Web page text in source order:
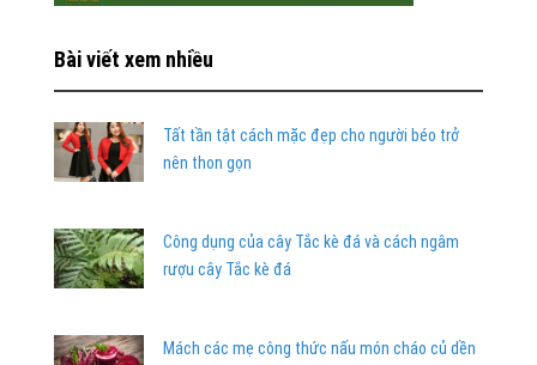
Bài viết xem nhiều
Tất tần tật cách mặc đẹp cho người béo trở
nên thon gọn
Công dụng của cây Tắc kè đá và cách ngâm
rượu cây Tắc kè đá
Mách các mẹ công thức nấu món cháo củ dền